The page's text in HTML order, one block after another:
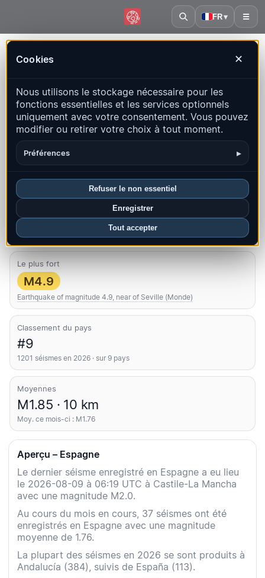
FR▾ ☰
Cookies ✕
Nous utilisons le stockage nécessaire pour les
fonctions essentielles et les services optionnels
uniquement avec votre consentement. Vous pouvez
modifier ou retirer votre choix à tout moment.
Préférences ▸
Refuser le non essentiel
Enregistrer
Tout accepter
Carte en direct, statistiques et événements récents
Ouvrir la carte historique Derniers dans ce pays
Aperçu
FAQ
Séismes ce mois-ci
37
Dernier UTC : 2026-08-09 06:19:32
Le plus fort
M4.9
Earthquake of magnitude 4.9, near of Seville (Monde)
Classement du pays
#9
1201 séismes en 2026 · sur 9 pays
Moyennes
M1.85 · 10 km
Moy. ce mois-ci : M1.76
Aperçu – Espagne
Le dernier séisme enregistré en Espagne a eu lieu
le 2026-08-09 à 06:19 UTC à Castile-La Mancha
avec une magnitude M2.0.
Au cours du mois en cours, 37 séismes ont été
enregistrés en Espagne avec une magnitude
moyenne de 1.76.
La plupart des séismes en 2026 se sont produits à
Andalucía (384), suivis de España (113).